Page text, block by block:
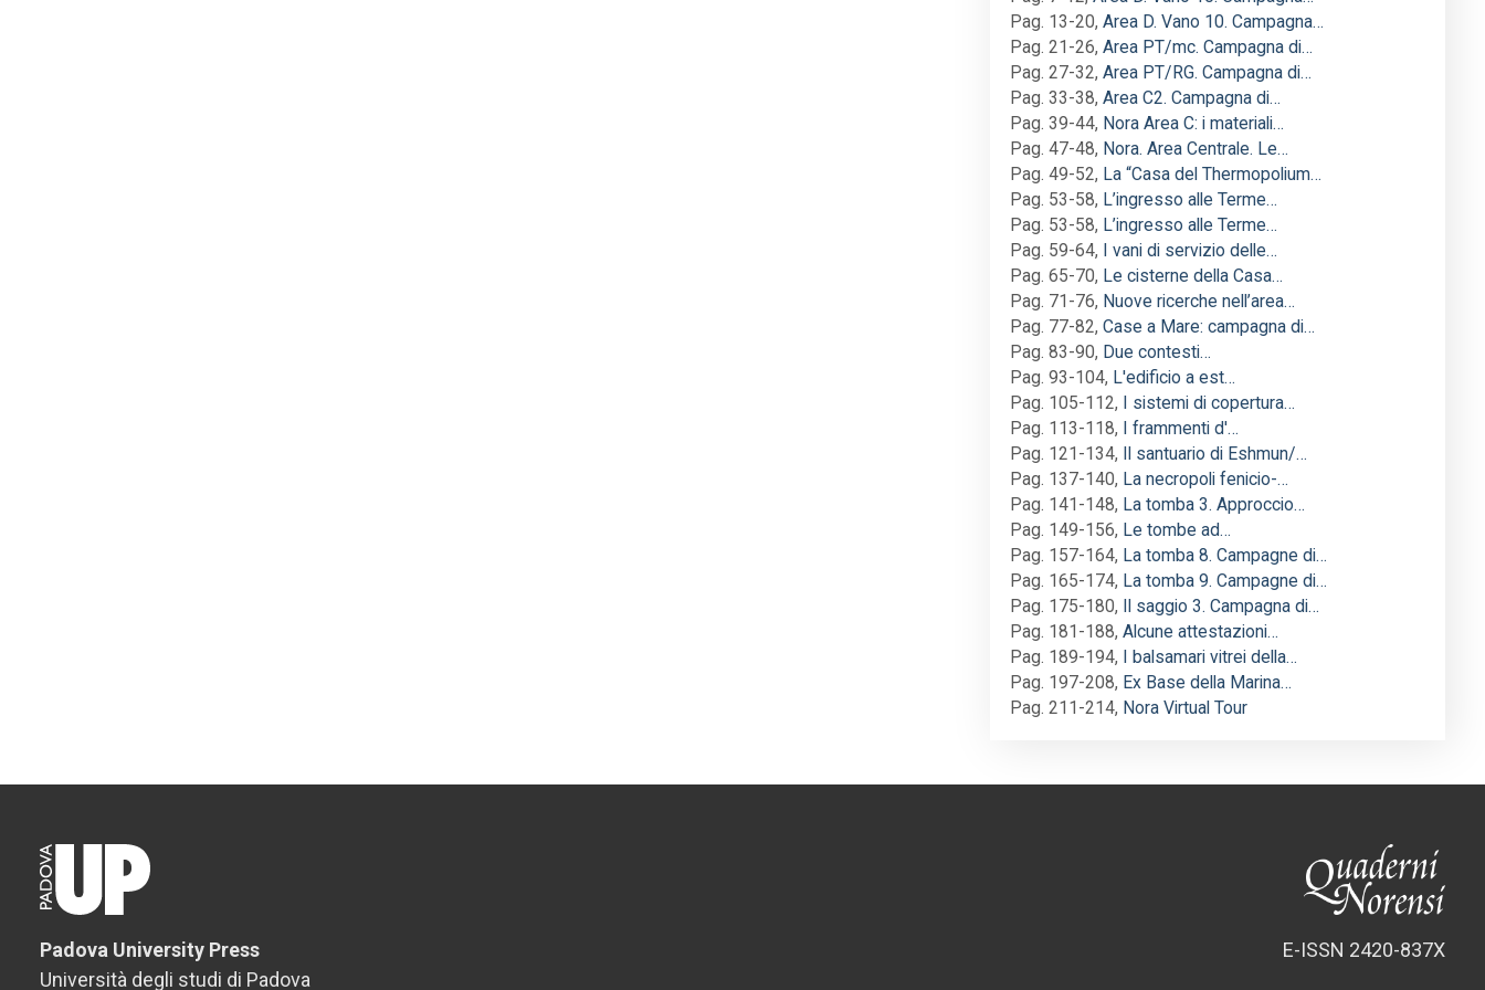
Pag. 13-20, Area D. Vano 10. Campagna…
Pag. 21-26, Area PT/mc. Campagna di…
Pag. 27-32, Area PT/RG. Campagna di…
Pag. 33-38, Area C2. Campagna di…
Pag. 39-44, Nora Area C: i materiali…
Pag. 47-48, Nora. Area Centrale. Le…
Pag. 49-52, La “Casa del Thermopolium…
Pag. 53-58, L’ingresso alle Terme…
Pag. 53-58, L’ingresso alle Terme…
Pag. 59-64, I vani di servizio delle…
Pag. 65-70, Le cisterne della Casa…
Pag. 71-76, Nuove ricerche nell’area…
Pag. 77-82, Case a Mare: campagna di…
Pag. 83-90, Due contesti…
Pag. 93-104, L'edificio a est…
Pag. 105-112, I sistemi di copertura…
Pag. 113-118, I frammenti d'…
Pag. 121-134, Il santuario di Eshmun/…
Pag. 137-140, La necropoli fenicio-…
Pag. 141-148, La tomba 3. Approccio…
Pag. 149-156, Le tombe ad…
Pag. 157-164, La tomba 8. Campagne di…
Pag. 165-174, La tomba 9. Campagne di…
Pag. 175-180, Il saggio 3. Campagna di…
Pag. 181-188, Alcune attestazioni…
Pag. 189-194, I balsamari vitrei della…
Pag. 197-208, Ex Base della Marina…
Pag. 211-214, Nora Virtual Tour
Padova University Press
Università degli studi di Padova
E-ISSN 2420-837X